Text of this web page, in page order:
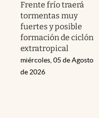
Frente frío traerá
tormentas muy
fuertes y posible
formación de ciclón
extratropical
miércoles, 05 de Agosto
de 2026